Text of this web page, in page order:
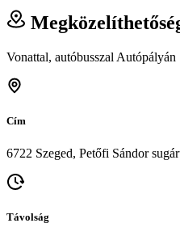
Vonattal, autóbusszal Autópályán
Cím
6722 Szeged, Petőfi Sándor
Távolság